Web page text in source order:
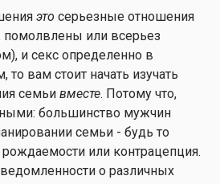
это серьезные отношения
или всерьез
и секс определенно в
вам стоит начать изучать
семьи вместе. Потому что,
большинство мужчин
семьи - будь то
или контрацепция.
о различных